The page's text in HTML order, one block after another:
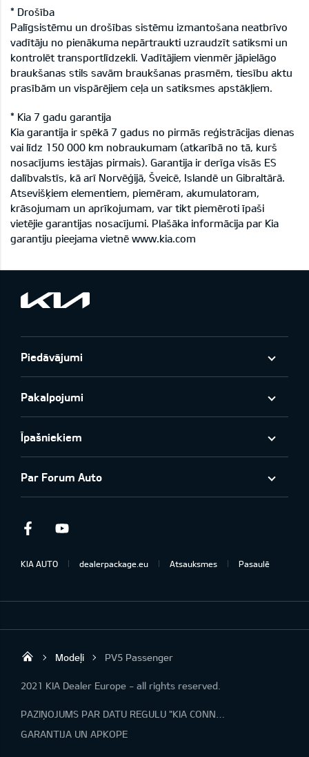
* Drošība
Palīgsistēmu un drošības sistēmu izmantošana neatbrīvo
vadītāju no pienākuma nepārtraukti uzraudzīt satiksmi un
kontrolēt transportlīdzekli. Vadītājiem vienmēr jāpielāgo
braukšanas stils savām braukšanas prasmēm, tiesību aktu
prasībām un vispārējiem ceļa un satiksmes apstākļiem.
* Kia 7 gadu garantija
Kia garantija ir spēkā 7 gadus no pirmās reģistrācijas dienas
vai līdz 150 000 km nobraukumam (atkarībā no tā, kurš
nosacījums iestājas pirmais). Garantija ir derīga visās ES
dalībvalstīs, kā arī Norvēģijā, Šveicē, Islandē un Gibraltārā.
Atsevišķiem elementiem, piemēram, akumulatoram,
krāsojumam un aprīkojumam, var tikt piemēroti īpaši
vietējie garantijas nosacījumi. Plašāka informācija par Kia
garantiju pieejama vietnē www.kia.com
Piedāvājumi
Pakalpojumi
Īpašniekiem
Par Forum Auto
Facebook
KIA AUTO dealerpackage.eu Atsauksmes Pasaulē
Forum Auto SIA
Modeļi PV5 Passenger
2021 KIA Dealer Europe - all rights reserved.
GARANTIJA UN APKOPE